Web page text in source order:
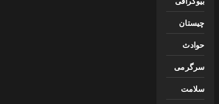
چیستان
حوادث
سرگرمی
سلامت